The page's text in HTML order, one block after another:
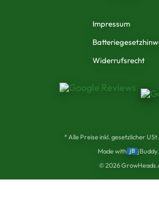
Impressum
Widerrufsrecht
* Alle Preise inkl. gesetzlicher
Made with jB
©2026